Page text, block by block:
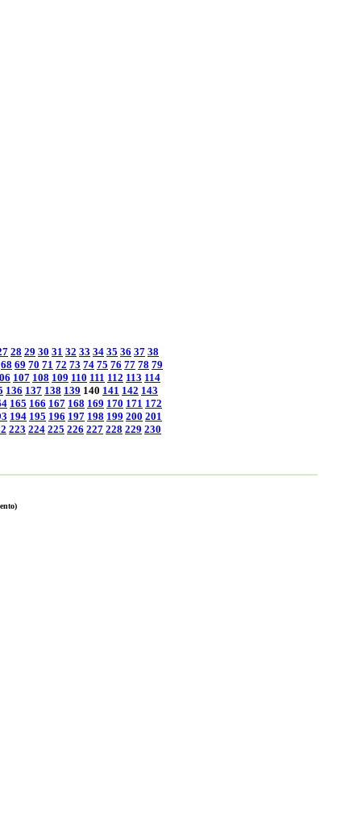
28 29 30 31 32 33 34 35 36 37 38
68 69 70 71 72 73 74 75 76 77 78 79
107 108 109 110 111 112 113 114
136 137 138 139 140 141 142 143
165 166 167 168 169 170 171 172
194 195 196 197 198 199 200 201
223 224 225 226 227 228 229 230